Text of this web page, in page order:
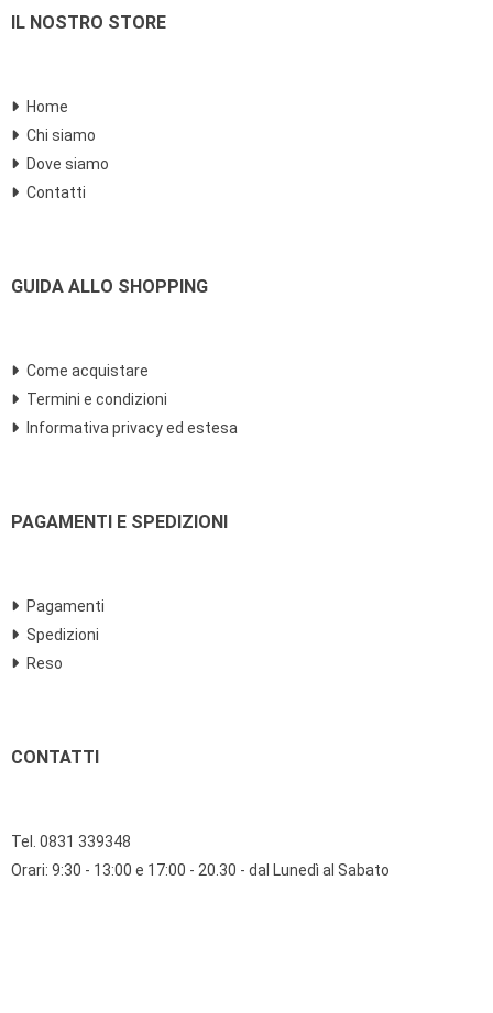
IL NOSTRO STORE
Home
Chi siamo
Dove siamo
Contatti
GUIDA ALLO SHOPPING
Come acquistare
Termini e condizioni
Informativa privacy ed estesa
PAGAMENTI E SPEDIZIONI
Pagamenti
Spedizioni
Reso
CONTATTI
Tel. 0831 339348
Orari: 9:30 - 13:00 e 17:00 - 20.30 - dal Lunedì al Sabato